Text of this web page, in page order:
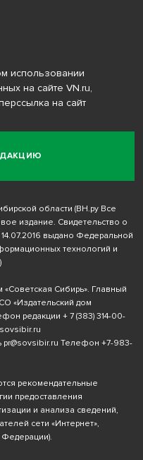
использовании
на сайте VN.ru,
на сайт
области (ВН.ру Все
издание. Свидетельство о
выдано Федеральной
технологий и
Сибирь». Главный
«Издательский дом
редакции + 7 (383) 314-00-
pr@sovsibir.ru Телефон +7-983-
рекомендательные
предоставления
и анализа сведений,
сети «Интернет»,
Федерации).